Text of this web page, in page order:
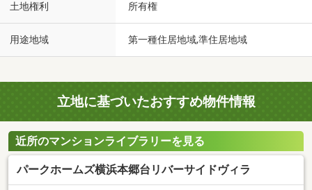
土地権利 所有権
用途地域 第一種住居地域,準住居地域
立地に基づいたおすすめ物件情報
近所のマンションライブラリーを見る
パークホームズ横浜本郷台リバーサイドヴィラ